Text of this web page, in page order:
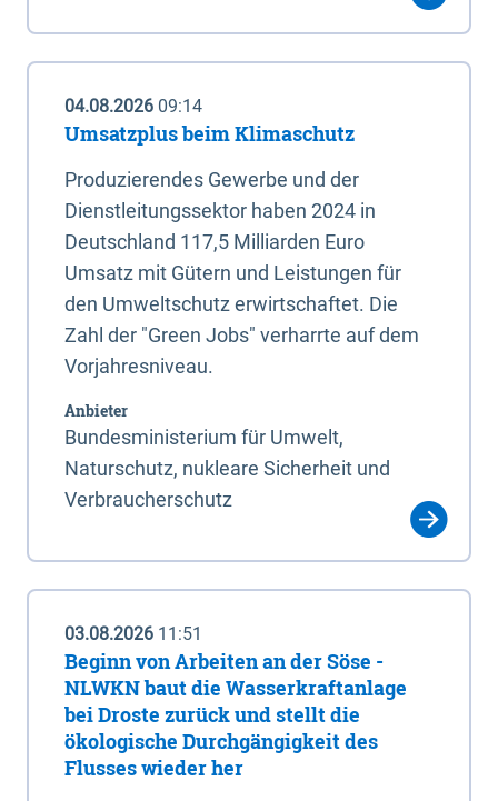
04.08.2026 09:14
Umsatzplus beim Klimaschutz
Produzierendes Gewerbe und der
Dienstleitungssektor haben 2024 in
Deutschland 117,5 Milliarden Euro
Umsatz mit Gütern und Leistungen für
den Umweltschutz erwirtschaftet. Die
Zahl der "Green Jobs" verharrte auf dem
Vorjahresniveau.
Anbieter
Bundesministerium für Umwelt,
Naturschutz, nukleare Sicherheit und
Verbraucherschutz
03.08.2026 11:51
Beginn von Arbeiten an der Söse -
NLWKN baut die Wasserkraftanlage
bei Droste zurück und stellt die
ökologische Durchgängigkeit des
Flusses wieder her